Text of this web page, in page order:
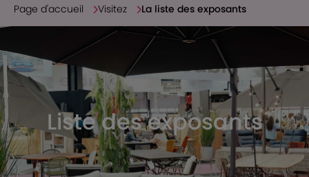
Page d'accueil Visitez La liste des exposants
Liste des exposants